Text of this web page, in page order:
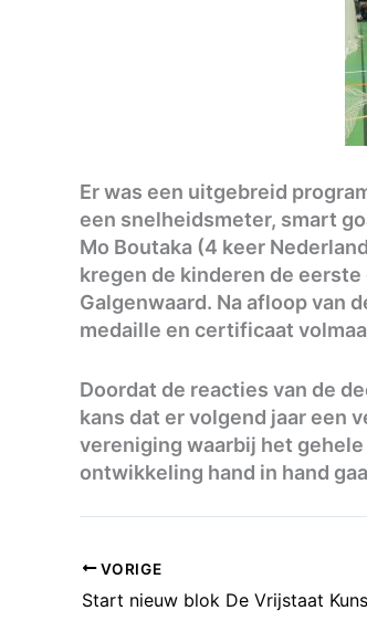
Er was een uitgebreid
een snelheidsmeter, smart
Mo Boutaka (4 keer
kregen de kinderen de
Galgenwaard. Na afloop van
medaille en certificaat
Doordat de reacties van de
kans dat er volgend jaar een
vereniging waarbij het
ontwikkeling hand in hand
VORIGE